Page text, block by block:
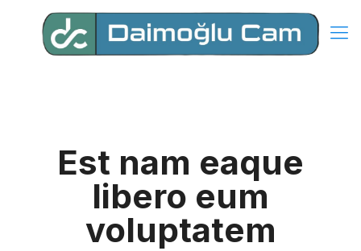
Est nam eaque
libero eum
voluptatem